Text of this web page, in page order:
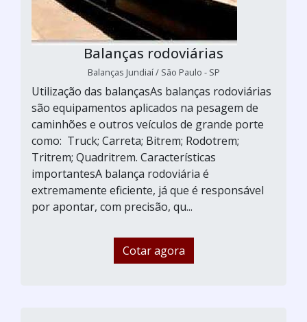
Balanças rodoviárias
Balanças Jundiaí / São Paulo - SP
Utilização das balançasAs balanças rodoviárias
são equipamentos aplicados na pesagem de
caminhões e outros veículos de grande porte
como: Truck; Carreta; Bitrem; Rodotrem;
Tritrem; Quadritrem. Características
importantesA balança rodoviária é
extremamente eficiente, já que é responsável
por apontar, com precisão, qu...
Cotar agora